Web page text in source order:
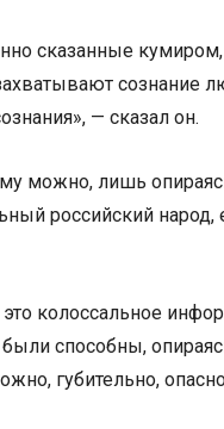
сказанные
сознание
— сказал он.
можно, лишь
российский
колоссальное
способны,
губительно,